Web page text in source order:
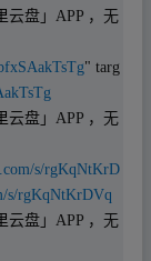
云盘」APP ，无
" targ
云盘」APP ，无
s/rgKqNtKrD
s/rgKqNtKrDVq
云盘」APP ，无